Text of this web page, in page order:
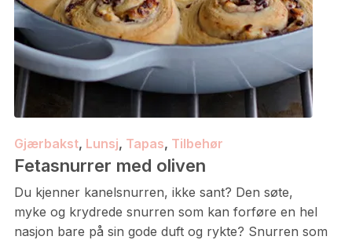
Gjærbakst, Lunsj, Tapas, Tilbehør
Fetasnurrer med oliven
Du kjenner kanelsnurren, ikke sant? Den søte,
myke og krydrede snurren som kan forføre en hel
nasjon bare på sin gode duft og rykte? Snurren som